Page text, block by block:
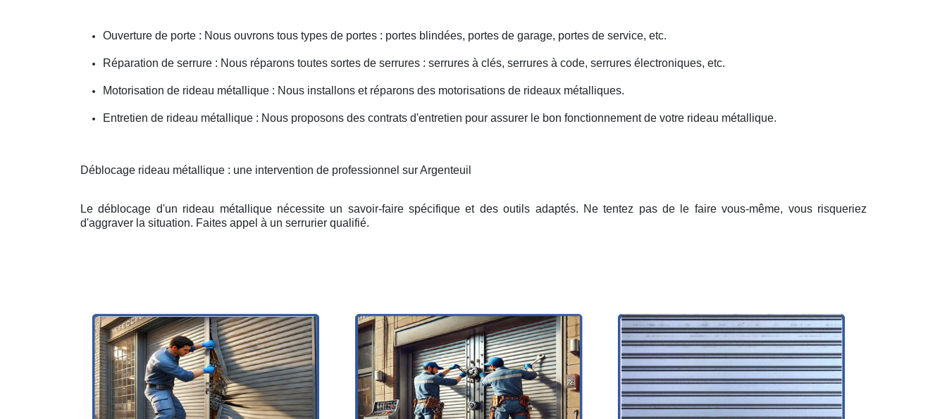
Ouverture de porte : Nous ouvrons tous types de portes : portes blindées, portes de garage, portes de service, etc.
Réparation de serrure : Nous réparons toutes sortes de serrures : serrures à clés, serrures à code, serrures électroniques, etc.
Motorisation de rideau métallique : Nous installons et réparons des motorisations de rideaux métalliques.
Entretien de rideau métallique : Nous proposons des contrats d'entretien pour assurer le bon fonctionnement de votre rideau métallique.
Déblocage rideau métallique : une intervention de professionnel sur Argenteuil
Le déblocage d'un rideau métallique nécessite un savoir-faire spécifique et des outils adaptés. Ne tentez pas de le faire vous-même, vous risqueriez
d'aggraver la situation. Faites appel à un serrurier qualifié.